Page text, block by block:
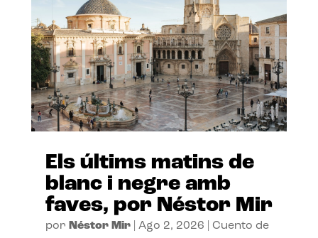
Els últims matins de
blanc i negre amb
faves, por Néstor Mir
por Néstor Mir| Ago 2, 2026
Cuento de